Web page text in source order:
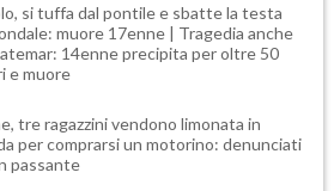
si tuffa dal pontile e sbatte la testa
muore 17enne | Tragedia anche
14enne precipita per oltre 50
e muore
tre ragazzini vendono limonata in
per comprarsi un motorino: denunciati
passante